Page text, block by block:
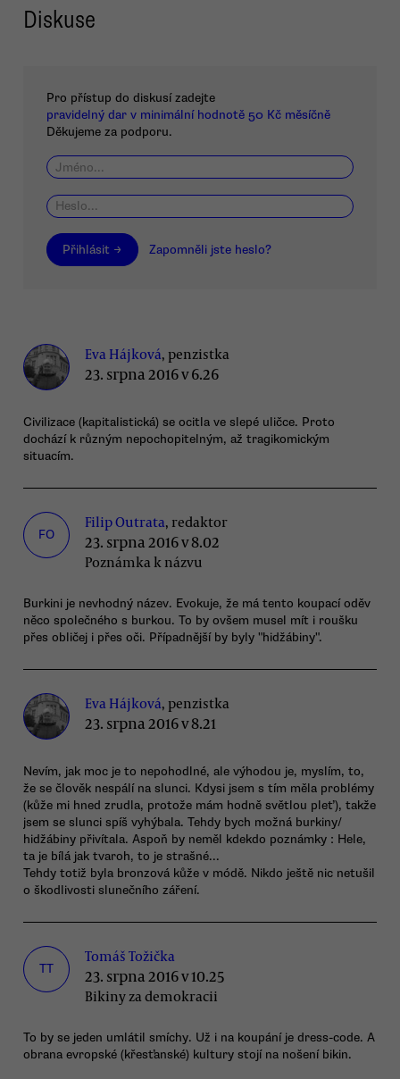
Diskuse
Pro přístup do diskusí zadejte
pravidelný dar v minimální hodnotě 50 Kč měsíčně
Děkujeme za podporu.
Přihlásit → Zapomněli jste heslo?
Eva Hájková, penzistka
23. srpna 2016 v 6.26
Civilizace (kapitalistická) se ocitla ve slepé uličce. Proto
dochází k různým nepochopitelným, až tragikomickým
situacím.
FO
Filip Outrata, redaktor
23. srpna 2016 v 8.02
Poznámka k názvu
Burkini je nevhodný název. Evokuje, že má tento koupací oděv
něco společného s burkou. To by ovšem musel mít i roušku
přes obličej i přes oči. Případnější by byly "hidžábiny".
Eva Hájková, penzistka
23. srpna 2016 v 8.21
Nevím, jak moc je to nepohodlné, ale výhodou je, myslím, to,
že se člověk nespálí na slunci. Kdysi jsem s tím měla problémy
(kůže mi hned zrudla, protože mám hodně světlou pleť), takže
jsem se slunci spíš vyhýbala. Tehdy bych možná burkiny/
hidžábiny přivítala. Aspoň by neměl kdekdo poznámky : Hele,
ta je bílá jak tvaroh, to je strašné...
Tehdy totiž byla bronzová kůže v módě. Nikdo ještě nic netušil
o škodlivosti slunečního záření.
TT
Tomáš Tožička
23. srpna 2016 v 10.25
Bikiny za demokracii
To by se jeden umlátil smíchy. Už i na koupání je dress-code. A
obrana evropské (křesťanské) kultury stojí na nošení bikin.